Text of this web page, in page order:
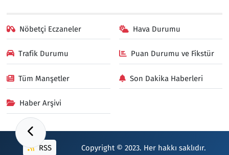
Nöbetçi Eczaneler Hava Durumu
Trafik Durumu Puan Durumu ve Fikstür
Tüm Manşetler Son Dakika Haberleri
Haber Arşivi
RSS Copyright © 2023. Her hakkı saklıdır.